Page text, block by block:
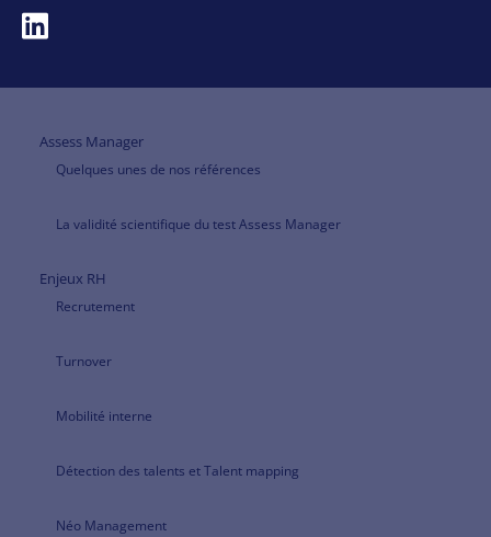
Assess Manager
Quelques unes de nos références
La validité scientifique du test Assess Manager
Enjeux RH
Recrutement
Turnover
Mobilité interne
Détection des talents et Talent mapping
Néo Management